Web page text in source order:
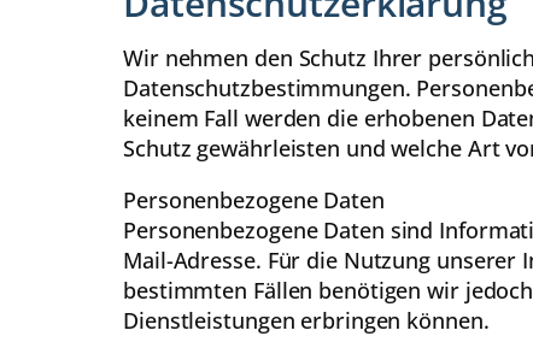
Wir nehmen den Schutz Ihrer
Datenschutzbestimmungen.
keinem Fall werden die erhobenen
Schutz gewährleisten und welche Art
Personenbezogene Daten
Personenbezogene Daten sind
Mail-Adresse. Für die Nutzung unserer
bestimmten Fällen benötigen wir
Dienstleistungen erbringen können.